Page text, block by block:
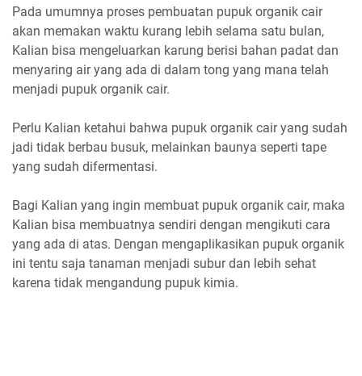
Pada umumnya proses pembuatan pupuk organik cair
akan memakan waktu kurang lebih selama satu bulan,
Kalian bisa mengeluarkan karung berisi bahan padat dan
menyaring air yang ada di dalam tong yang mana telah
menjadi pupuk organik cair.
Perlu Kalian ketahui bahwa pupuk organik cair yang sudah
jadi tidak berbau busuk, melainkan baunya seperti tape
yang sudah difermentasi.
Bagi Kalian yang ingin membuat pupuk organik cair, maka
Kalian bisa membuatnya sendiri dengan mengikuti cara
yang ada di atas. Dengan mengaplikasikan pupuk organik
ini tentu saja tanaman menjadi subur dan lebih sehat
karena tidak mengandung pupuk kimia.